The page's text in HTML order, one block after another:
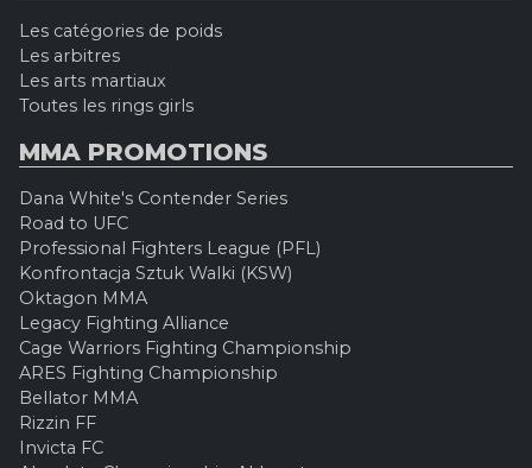
Les catégories de poids
Les arbitres
Les arts martiaux
Toutes les rings girls
MMA PROMOTIONS
Dana White's Contender Series
Road to UFC
Professional Fighters League (PFL)
Konfrontacja Sztuk Walki (KSW)
Oktagon MMA
Legacy Fighting Alliance
Cage Warriors Fighting Championship
ARES Fighting Championship
Bellator MMA
Rizzin FF
Invicta FC